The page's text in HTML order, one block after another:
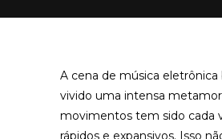
A cena de música eletrônica
vivido uma intensa
movimentos tem sido cada
rápidos e expansivos. Isso